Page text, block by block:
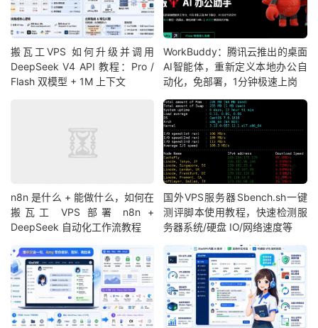
搬瓦工VPS 如何升级并调用
DeepSeek V4 API 教程：Pro /
Flash 双模型 + 1M 上下文
WorkBuddy：腾讯云推出的桌面
AI智能体，重新定义本地办公自
动化，免部署，1分钟极速上岗
n8n 是什么 + 能做什么，如何在
搬瓦工 VPS 部署 n8n +
DeepSeek 自动化工作流教程
国外VPS服务器Sbench.sh一键
测评脚本使用教程，快速检测服
务器系统/硬盘 IO/网络速度等